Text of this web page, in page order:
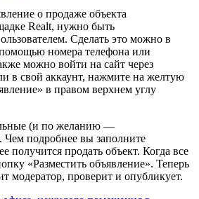
о продаже объекта
Realt, нужно быть
Сделать это можно в
номера телефона или
можно войти на сайт через
в свой аккаунт, нажмите на желтую
в правом верхнем углу
(и по желанию —
Чем подробнее вы заполните
получится продать объект. Когда все
«Разместить объявление». Теперь
модератор, проверит и опубликует.